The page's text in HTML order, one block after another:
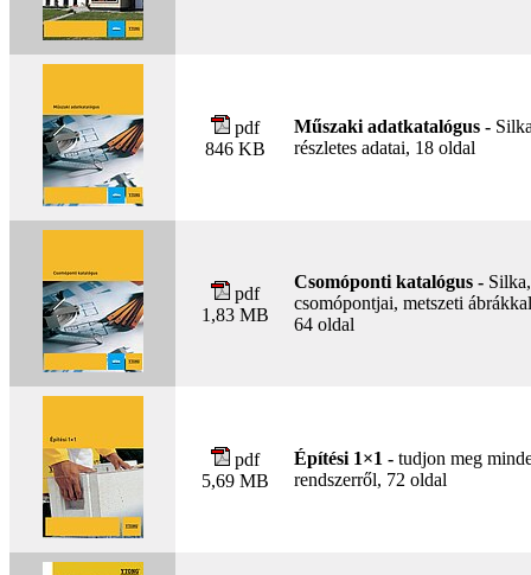
pdf
846 KB
Műszaki adatkatalógus -
részletes adatai, 18 oldal
pdf
1,83 MB
Csomóponti katalógus -
csomópontjai, metszeti
64 oldal
pdf
5,69 MB
Építési 1×1 - tudjon meg
rendszerről, 72 oldal